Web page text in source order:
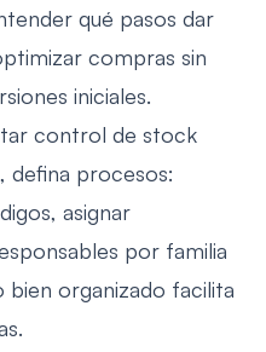
qué pasos dar
compras sin
iniciales.
control de stock
defina procesos:
asignar
por familia
organizado facilita